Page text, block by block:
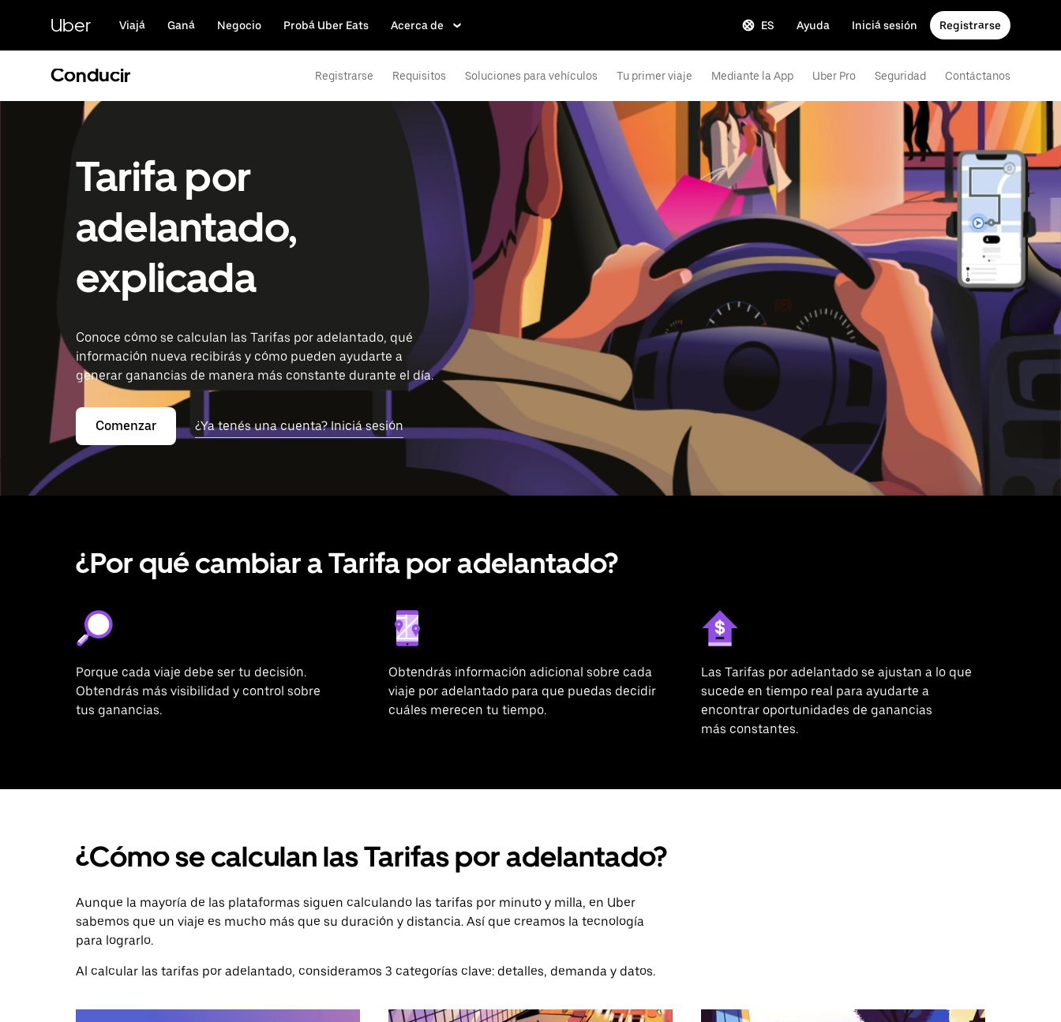
contenido
principal
Uber Viajá Ganá Negocio Probá Uber Eats Acerca de ES Ayuda Iniciá sesión Registrarse
Conducir Registrarse Requisitos Soluciones para vehículos Tu primer viaje Mediante la App Uber Pro Seguridad Contáctanos
Tarifa por
adelantado,
explicada
Conoce cómo se calculan las Tarifas por adelantado, qué
información nueva recibirás y cómo pueden ayudarte a
generar ganancias de manera más constante durante el día.
Comenzar ¿Ya tenés una cuenta? Iniciá sesión
¿Por qué cambiar a Tarifa por adelantado?
Porque cada viaje debe ser tu decisión.
Obtendrás más visibilidad y control sobre
tus ganancias.
Obtendrás información adicional sobre cada
viaje por adelantado para que puedas decidir
cuáles merecen tu tiempo.
Las Tarifas por adelantado se ajustan a lo que
sucede en tiempo real para ayudarte a
encontrar oportunidades de ganancias
más constantes.
¿Cómo se calculan las Tarifas por adelantado?
Aunque la mayoría de las plataformas siguen calculando las tarifas por minuto y milla, en Uber
sabemos que un viaje es mucho más que su duración y distancia. Así que creamos la tecnología
para lograrlo.
Al calcular las tarifas por adelantado, consideramos 3 categorías clave: detalles, demanda y datos.